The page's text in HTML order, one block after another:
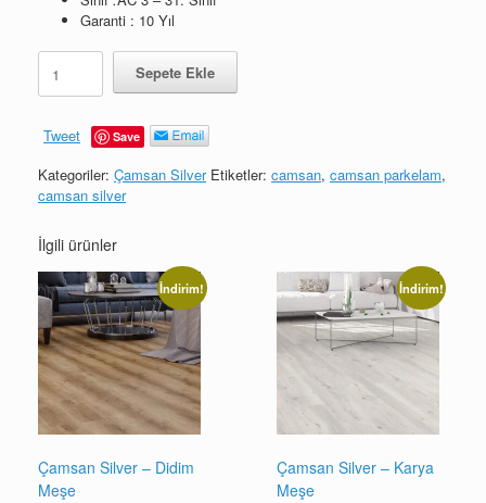
Garanti : 10 Yıl
Silver
-
Meşe
Sepete Ekle
Tweet Save
Kategoriler: Çamsan Silver Etiketler: camsan, camsan parkelam,
camsan silver
İlgili ürünler
İndirim!
Çamsan Silver – Didim
Meşe
İndirim!
Çamsan Silver – Karya
Meşe